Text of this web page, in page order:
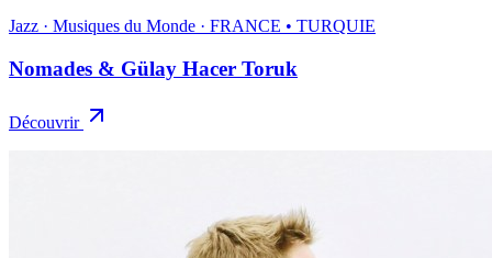
Jazz · Musiques du Monde · FRANCE • TURQUIE
Nomades & Gülay Hacer Toruk
Découvrir